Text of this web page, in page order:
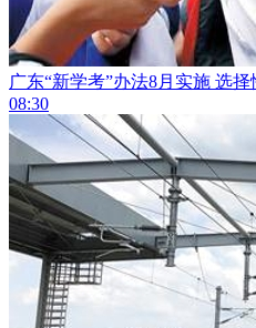
广东“新学考”办法8月实施 选
08:30